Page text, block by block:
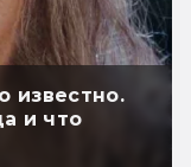
известно.
и что